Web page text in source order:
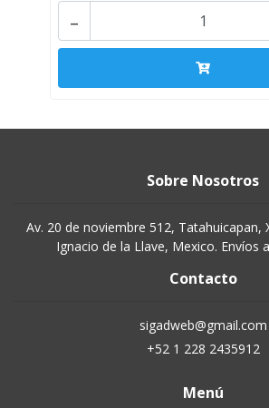
-
Sobre Nosotros
Av. 20 de noviembre 512, Tatahuicapan,
Ignacio de la Llave, Mexico. Envíos
Contacto
sigadweb@gmail.com
+52 1 228 2435912
Menú